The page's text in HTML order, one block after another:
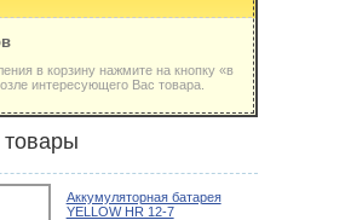
в корзину нажмите на кнопку «в
интересующего Вас товара.
Аккумуляторная батарея
YELLOW HR 12-7